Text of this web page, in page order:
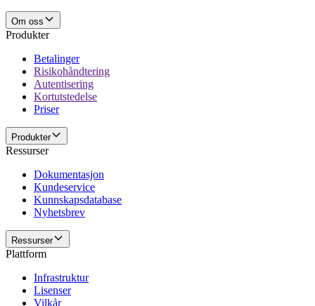
Om oss
Produkter
Betalinger
Risikohåndtering
Autentisering
Kortutstedelse
Priser
Produkter
Ressurser
Dokumentasjon
Kundeservice
Kunnskapsdatabase
Nyhetsbrev
Ressurser
Plattform
Infrastruktur
Lisenser
Vilkår